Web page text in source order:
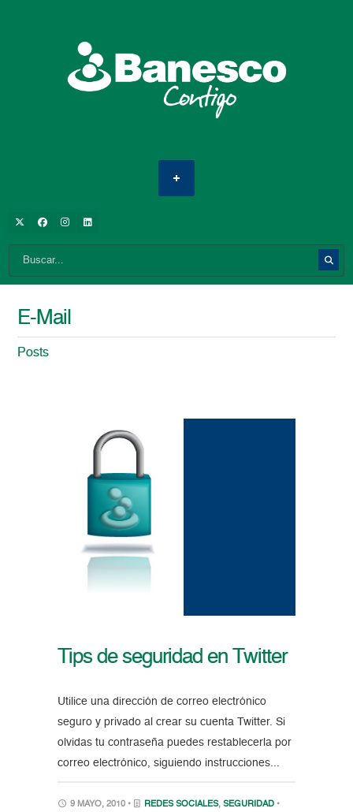
E-Mail
Posts
Tips de seguridad en Twitter
Utilice una dirección de correo electrónico
seguro y privado al crear su cuenta Twitter. Si
olvidas tu contraseña puedes restablecerla por
correo electrónico, siguiendo instrucciones...
9 MAYO, 2010 • REDES SOCIALES, SEGURIDAD •